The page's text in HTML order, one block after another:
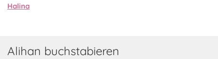
Halina
Alihan buchstabieren